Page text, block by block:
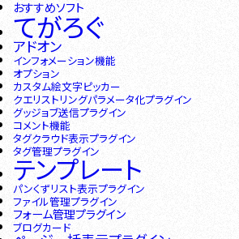
おすすめソフト
てがろぐ
アドオン
インフォメーション機能
オプション
カスタム絵文字ピッカー
クエリストリングパラメータ化プラグイン
グッジョブ送信プラグイン
コメント機能
タグクラウド表示プラグイン
タグ管理プラグイン
テンプレート
パンくずリスト表示プラグイン
ファイル管理プラグイン
フォーム管理プラグイン
ブログカード